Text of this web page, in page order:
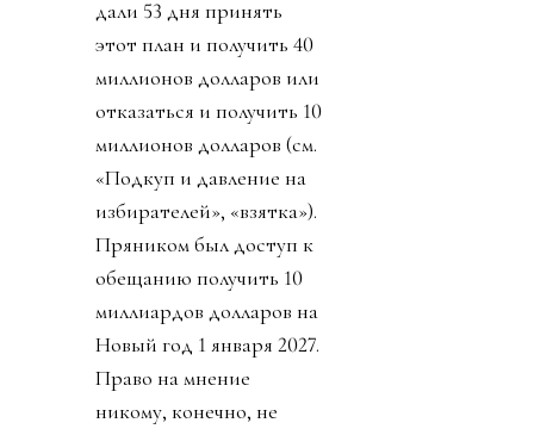
дали 53 дня принять
этот план и получить 40
миллионов долларов или
отказаться и получить 10
миллионов долларов (см.
«Подкуп и давление на
избирателей», «взятка»).
Пряником был доступ к
обещанию получить 10
миллиардов долларов на
Новый год 1 января 2027.
Право на мнение
никому, конечно, не